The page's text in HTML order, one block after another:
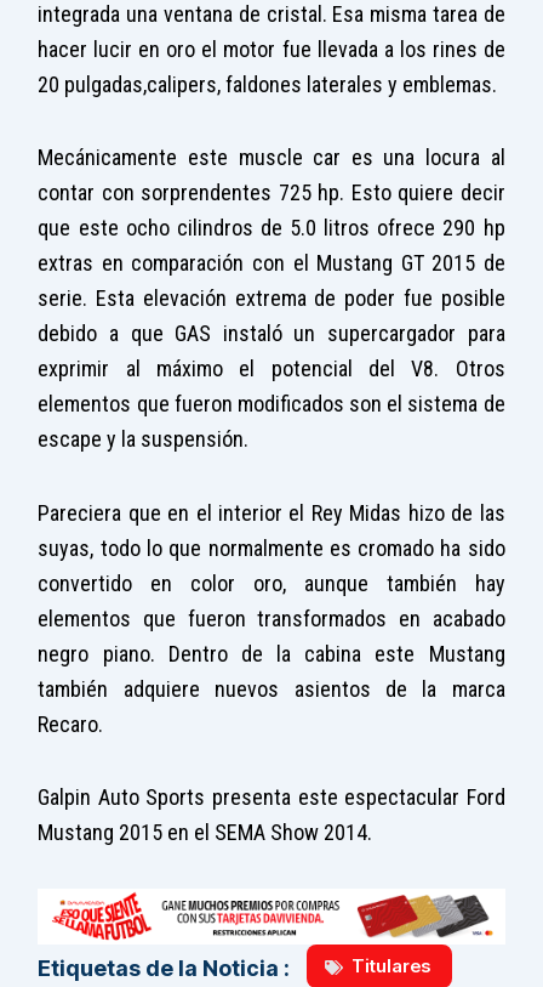
integrada una ventana de cristal. Esa misma tarea de
hacer lucir en oro el motor fue llevada a los rines de
20 pulgadas,calipers, faldones laterales y emblemas.
Mecánicamente este muscle car es una locura al
contar con sorprendentes 725 hp. Esto quiere decir
que este ocho cilindros de 5.0 litros ofrece 290 hp
extras en comparación con el Mustang GT 2015 de
serie. Esta elevación extrema de poder fue posible
debido a que GAS instaló un supercargador para
exprimir al máximo el potencial del V8. Otros
elementos que fueron modificados son el sistema de
escape y la suspensión.
Pareciera que en el interior el Rey Midas hizo de las
suyas, todo lo que normalmente es cromado ha sido
convertido en color oro, aunque también hay
elementos que fueron transformados en acabado
negro piano. Dentro de la cabina este Mustang
también adquiere nuevos asientos de la marca
Recaro.
Galpin Auto Sports presenta este espectacular Ford
Mustang 2015 en el SEMA Show 2014.
Etiquetas de la Noticia : Titulares